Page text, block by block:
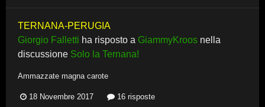
TERNANA-PERUGIA
Giorgio Falletti ha risposto a GiammyKroos nella
discussione Solo la Ternana!
Ammazzate magna carote
18 Novembre 2017 16 risposte